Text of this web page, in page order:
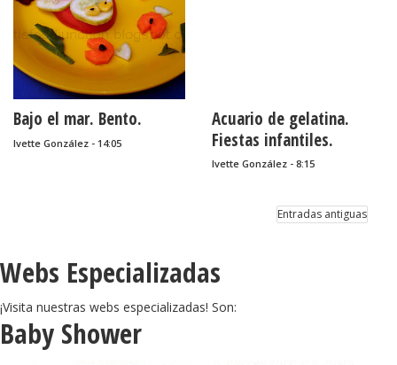
Bajo el mar. Bento.
Ivette González - 14:05
Acuario de gelatina.
Fiestas infantiles.
Ivette González - 8:15
Entradas antiguas
Webs Especializadas
¡Visita nuestras webs especializadas! Son:
Baby Shower